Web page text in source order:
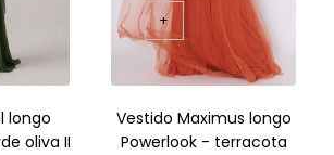
longo
oliva II
+
Vestido Maximus longo
Powerlook - terracota